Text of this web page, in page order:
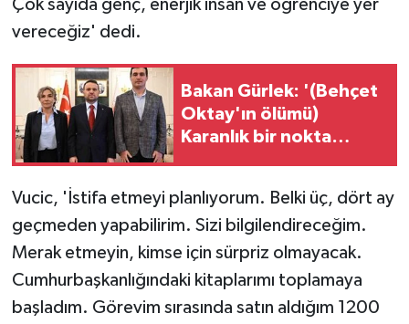
Çok sayıda genç, enerjik insan ve öğrenciye yer
vereceğiz' dedi.
Bakan Gürlek: '(Behçet
Oktay'ın ölümü)
Karanlık bir nokta
devletin görevi'
Vucic, 'İstifa etmeyi planlıyorum. Belki üç, dört ay
geçmeden yapabilirim. Sizi bilgilendireceğim.
Merak etmeyin, kimse için sürpriz olmayacak.
Cumhurbaşkanlığındaki kitaplarımı toplamaya
başladım. Görevim sırasında satın aldığım 1200